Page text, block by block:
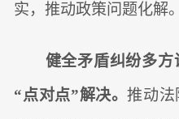
实，推动政策问题化解。
健全矛盾纠纷多
“点对点”解决。推动法